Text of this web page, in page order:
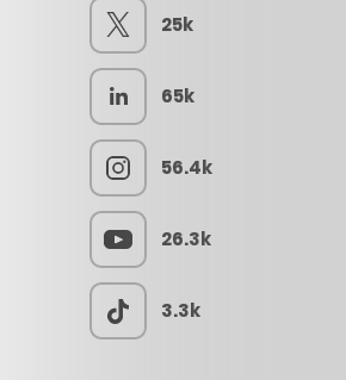
25k
65k
56.4k
26.3k
3.3k